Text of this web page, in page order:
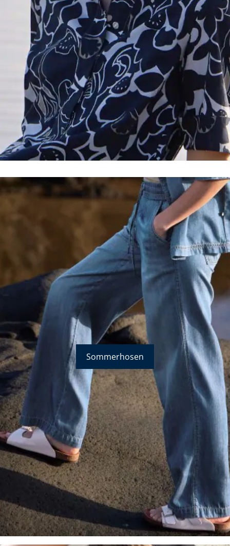
Bildverlinkung
Sommerhosen